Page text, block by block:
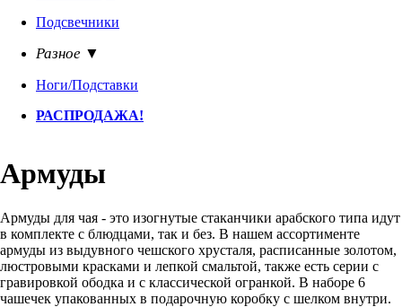
Подсвечники
Разное ▼
Ноги/Подставки
РАСПРОДАЖА!
Армуды
Армуды для чая - это изогнутые стаканчики арабского типа идут
в комплекте с блюдцами, так и без. В нашем ассортименте
армуды из выдувного чешского хрусталя, расписанные золотом,
люстровыми красками и лепкой смальтой, также есть серии с
гравировкой ободка и с классической огранкой. В наборе 6
чашечек упакованных в подарочную коробку с шелком внутри.